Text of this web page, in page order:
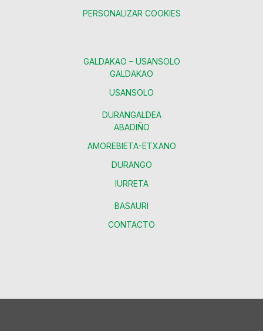
PERSONALIZAR COOKIES
GALDAKAO – USANSOLO
GALDAKAO
USANSOLO
DURANGALDEA
ABADIÑO
AMOREBIETA-ETXANO
DURANGO
IURRETA
BASAURI
CONTACTO